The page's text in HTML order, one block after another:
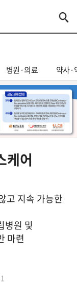
병원·의료 약사·
케어
고 지속 가능한
병원 및
마련